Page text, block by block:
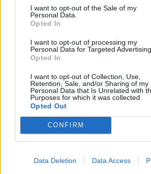
I want to opt-out of the Sale of my
Personal Data.
Opted In
I want to opt-out of processing my
Personal Data for Targeted Advertising.
Opted In
I want to opt-out of Collection, Use,
Retention, Sale, and/or Sharing of my
Personal Data that Is Unrelated with
Purposes for which it was collected.
Opted Out
CONFIRM
Data Deletion Data Access
minút duševného rozhovoru bude pre
viac, ako keby ste celý deň strávili
myšlienkami.
deťom priemerne 1 a pol hodiny denne
spoločnú komunikáciu. Je to pomerne
Zostáva sa už len postarať o to, aby ten
nimi, bol naplnení emocionálnou
Obavy a zmätok medzi rodičmi ešte